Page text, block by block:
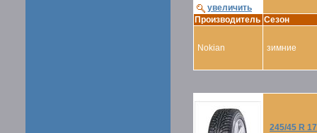
увеличить
Производитель Сезон
Nokian зимние
245/45 R